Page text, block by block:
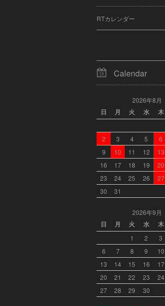
RTカレンダー
Calendar
2026年8月
日 月 火 水 木
2
3 4 5 6
9
10 11 12 13
16
17 18 19 20
23
24 25 26 27
30
31
2026年9月
日 月 火 水 木
1 2 3
6
7 8 9 10
13
14 15 16 17
20
21 22 23 24
27
28 29 30